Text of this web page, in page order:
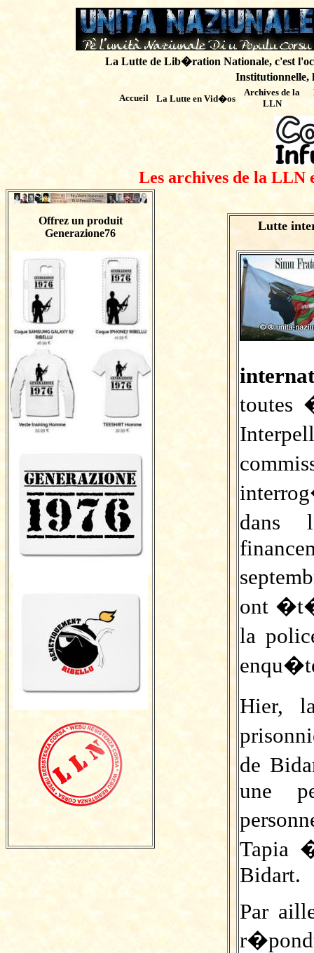
La Lutte de Lib�ration Nationale, c'est
Institutionnelle,
Accueil La Lutte en Vid�os
Archives de la
LLN
Les archives de la LLN
Offrez un produit
Generazione76
Lutte
toutes
dans
ont
la
Hier,
de
une
Tapia
Bidart.
Par